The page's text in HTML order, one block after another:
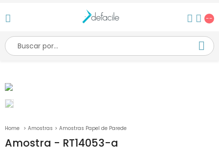
--
Amostras Amostras Papel de Parede
Amostra - RT14053-a